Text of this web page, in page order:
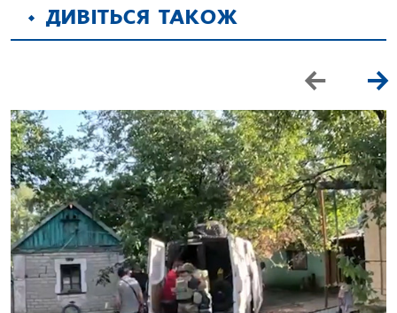
ДИВІТЬСЯ ТАКОЖ